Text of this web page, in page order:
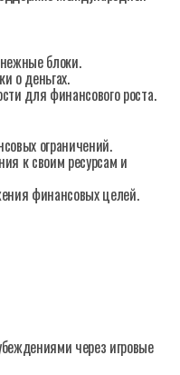
блоки.
о деньгах.
для финансового роста.
ограничений.
к своим ресурсам и
финансовых целей.
через игровые